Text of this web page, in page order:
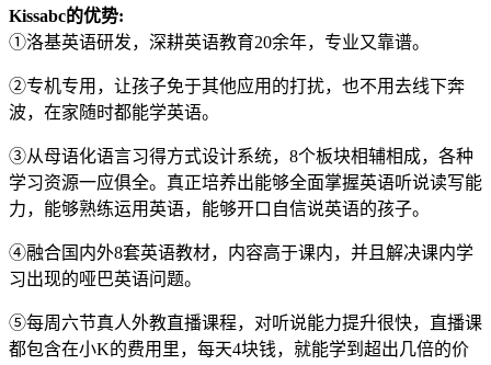
Kissabc的优势:
①洛基英语研发，深耕英语教育20余年，专业又靠谱。
②专机专用，让孩子免于其他应用的打扰，也不用去线下奔
波，在家随时都能学英语。
③从母语化语言习得方式设计系统，8个板块相辅相成，各种
学习资源一应俱全。真正培养出能够全面掌握英语听说读写能
力，能够熟练运用英语，能够开口自信说英语的孩子。
④融合国内外8套英语教材，内容高于课内，并且解决课内学
习出现的哑巴英语问题。
⑤每周六节真人外教直播课程，对听说能力提升很快，直播课
都包含在小K的费用里，每天4块钱，就能学到超出几倍的价